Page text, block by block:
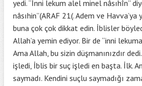
yedi. “İnni lekum alel minel nâsıhîn”
nâsıhin”(ARAF 21(. Adem ve
buna çok çok dikkat edin. İblisler
Allah’a yemin ediyor. Bir de “inni
Ama Allah, bu sizin düşmanınızdır
işledi, İblis bir suç işledi en başta. İlk.
saymadı. Kendini suçlu saymadığı